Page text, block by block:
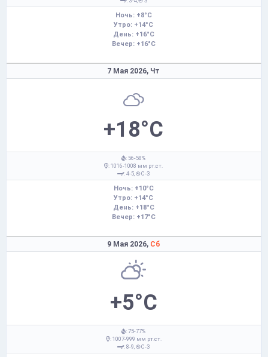
Ночь: +8°C
Утро: +14°C
День: +16°C
Вечер: +16°C
7 Мая 2026, Чт
+18°C
: 56-58%
: 1016-1008 мм рт.ст.
: 4-5,
С-З
Ночь: +10°C
Утро: +14°C
День: +18°C
Вечер: +17°C
9 Мая 2026, Сб
+5°C
: 75-77%
: 1007-999 мм рт.ст.
: 8-9,
С-З